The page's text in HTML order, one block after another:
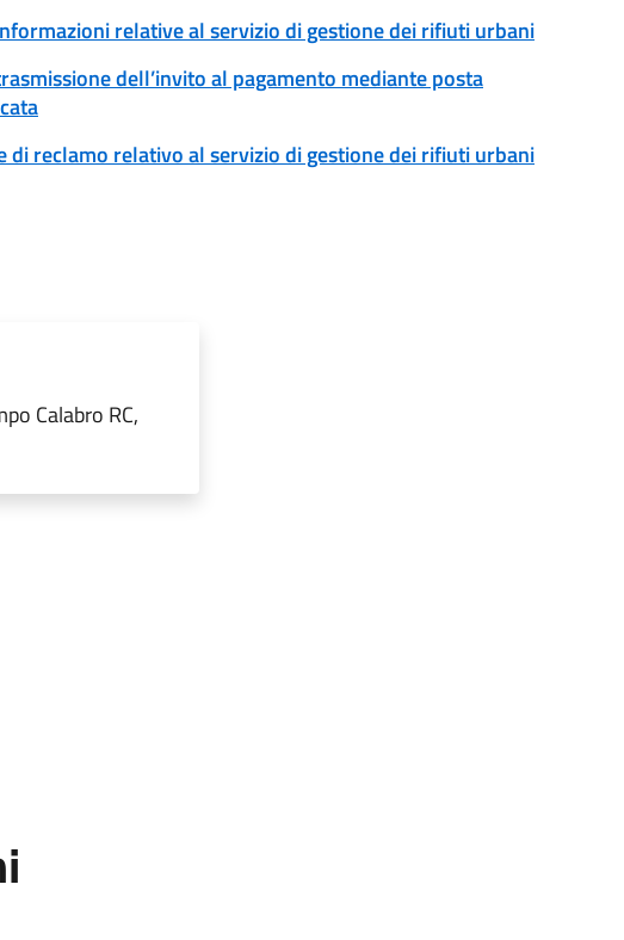
relative al servizio di gestione dei rifiuti urbani
dell’invito al pagamento mediante posta
di reclamo relativo al servizio di gestione dei rifiuti urbani
Calabro RC,